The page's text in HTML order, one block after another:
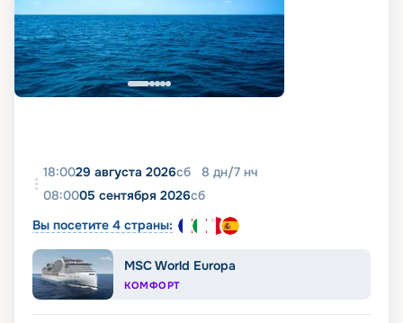
18:0029 августа 2026сб 8 дн/7 нч
08:0005 сентября 2026сб
Вы посетите 4 страны:
MSC World Europa
КОМФОРТ